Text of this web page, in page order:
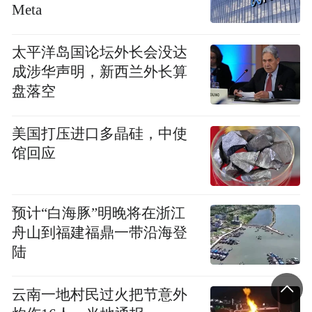
满，到了周末更是地方不够，订都订不上。”
王慧是村里手擀面大赛的“面冠军”，如今自
订的，早上五点多，我就得起来和面，然后
再擀面、做菜，这段时间忙下来，得瘦了好
几斤。”虽是嘴里说着忙碌，但王慧的眼角眉
梢都是喜气，“真没想到有一天这自家做的手
擀面也成了咱农民发展致富的金招牌了。”
（文/赵语涵 图/张立朝）
Meta
太平洋岛国论坛外长会没达
成涉华声明，新西兰外长算
盘落空
美国打压进口多晶硅，中使
馆回应
预计“白海豚”明晚将在浙江
舟山到福建福鼎一带沿海登
陆
云南一地村民过火把节意外